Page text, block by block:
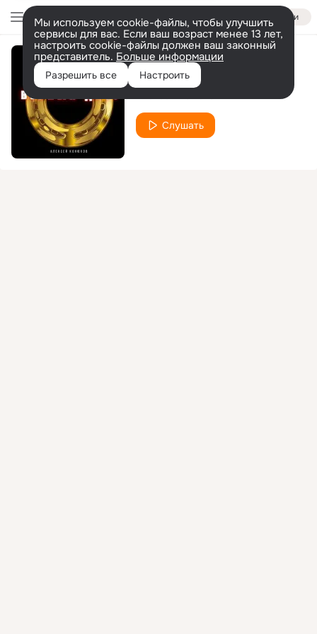
Войти
Мы используем cookie-файлы, чтобы улучшить
сервисы для вас. Если ваш возраст менее 13 лет,
настроить cookie-файлы должен ваш законный
представитель. Больше информации
Разрешить все Настроить
Верный друг
Слушать